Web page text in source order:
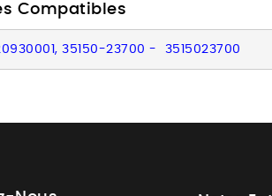
Compatibles
35150-23700 - 3515023700